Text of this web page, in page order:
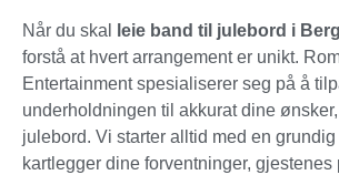
Når du skal leie band til julebord i
forstå at hvert arrangement er unikt.
Entertainment spesialiserer seg på å
underholdningen til akkurat dine
julebord. Vi starter alltid med en
kartlegger dine forventninger, gjestenes